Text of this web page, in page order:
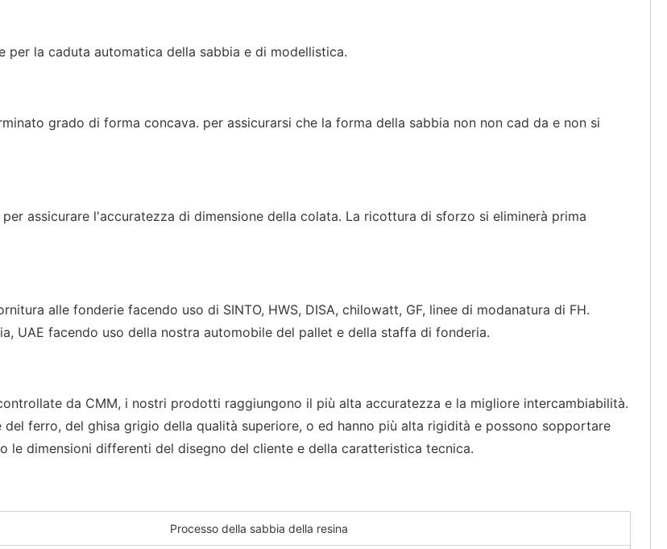
per la caduta automatica della sabbia e di modellistica.
grado di forma concava. per assicurarsi che la forma della sabbia non non cad da e non si
assicurare l'accuratezza di dimensione della colata. La ricottura di sforzo si eliminerà prima
alle fonderie facendo uso di SINTO, HWS, DISA, chilowatt, GF, linee di modanatura di FH.
UAE facendo uso della nostra automobile del pallet e della staffa di fonderia.
da CMM, i nostri prodotti raggiungono il più alta accuratezza e la migliore intercambiabilità.
ferro, del ghisa grigio della qualità superiore, o ed hanno più alta rigidità e possono sopportare
dimensioni differenti del disegno del cliente e della caratteristica tecnica.
Processo della sabbia della resina